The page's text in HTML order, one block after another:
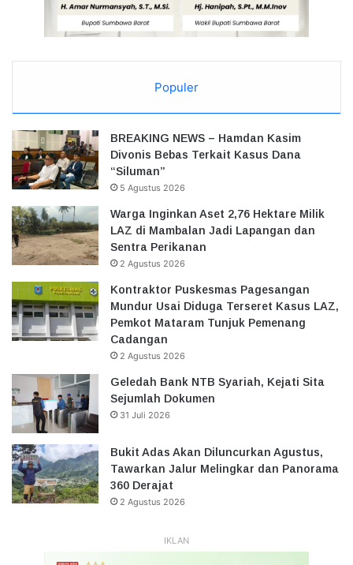
Populer
BREAKING NEWS – Hamdan Kasim
Divonis Bebas Terkait Kasus Dana
“Siluman”
5 Agustus 2026
Warga Inginkan Aset 2,76 Hektare Milik
LAZ di Mambalan Jadi Lapangan dan
Sentra Perikanan
2 Agustus 2026
Kontraktor Puskesmas Pagesangan
Mundur Usai Diduga Terseret Kasus LAZ,
Pemkot Mataram Tunjuk Pemenang
Cadangan
2 Agustus 2026
Geledah Bank NTB Syariah, Kejati Sita
Sejumlah Dokumen
31 Juli 2026
Bukit Adas Akan Diluncurkan Agustus,
Tawarkan Jalur Melingkar dan Panorama
360 Derajat
2 Agustus 2026
IKLAN